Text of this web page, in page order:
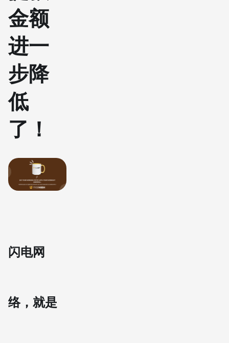
金额
进一
步降
低
了！
闪电网
络，就是